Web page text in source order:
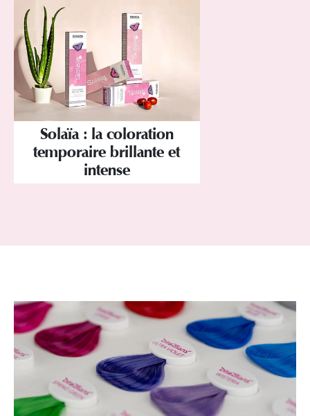
Solaïa : la coloration
temporaire brillante et
intense